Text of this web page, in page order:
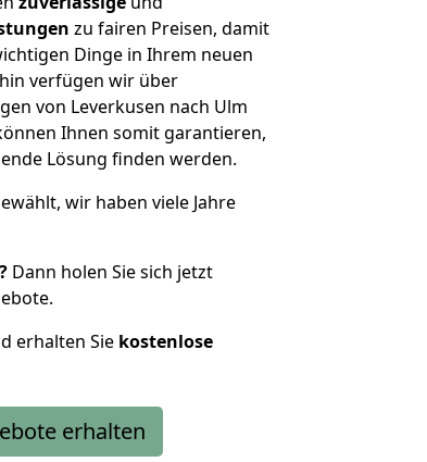
zu fairen Preisen, damit
Dinge in Ihrem neuen
verfügen wir über
von Leverkusen nach Ulm
Ihnen somit garantieren,
Lösung finden werden.
wir haben viele Jahre
Dann holen Sie sich jetzt
erhalten Sie kostenlose
erhalten